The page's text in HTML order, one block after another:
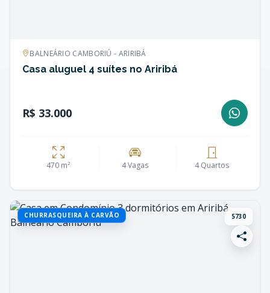
BALNEÁRIO CAMBORIÚ - ARIRIBÁ
Casa aluguel 4 suítes no Ariribá
R$ 33.000
470 m² 4 Vagas 4 Quartos
CHURRASQUEIRA À CARVÃO 5730